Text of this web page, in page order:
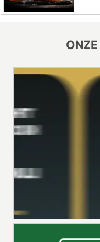
ONZE